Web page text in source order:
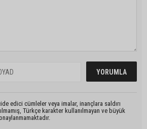
edici cümleler veya imalar, inançlara saldırı
Türkçe karakter kullanılmayan ve büyük